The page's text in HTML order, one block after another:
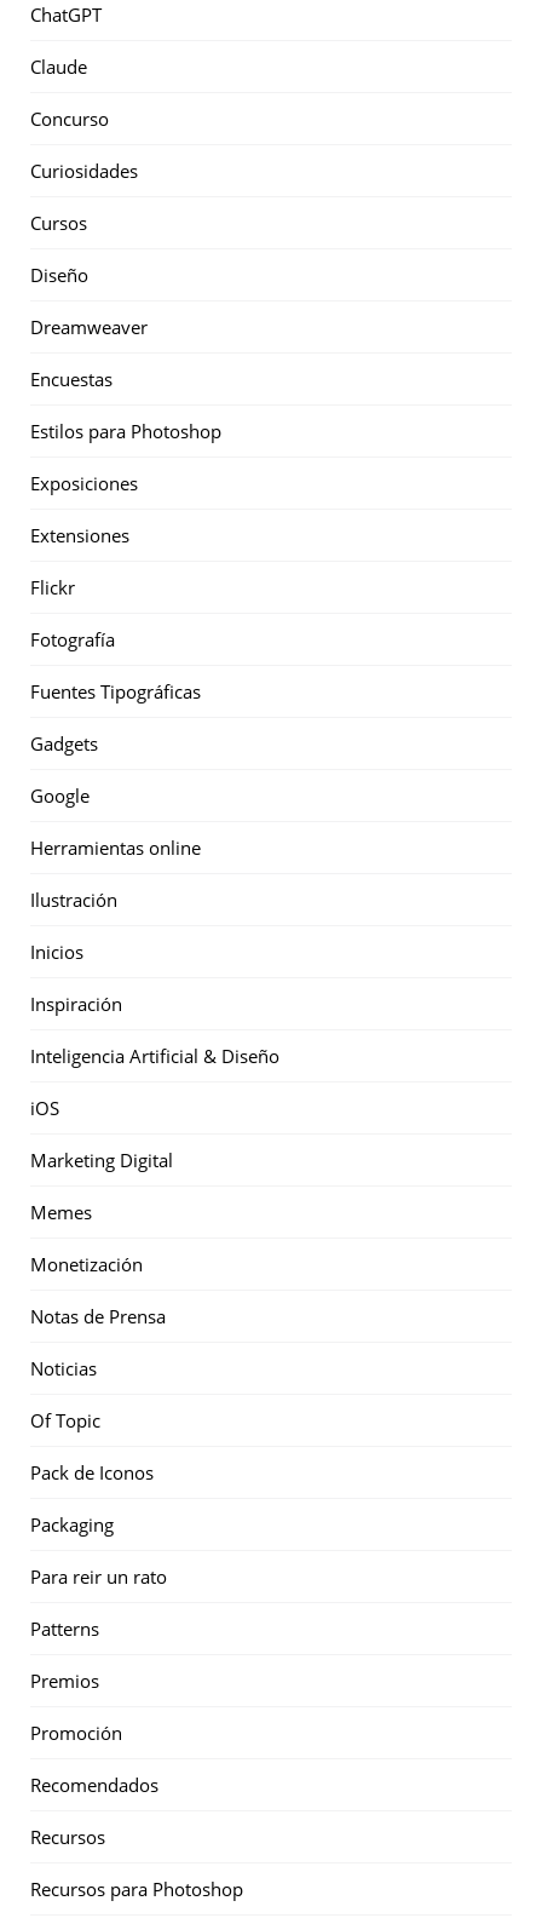
ChatGPT
Claude
Concurso
Curiosidades
Cursos
Diseño
Dreamweaver
Encuestas
Estilos para Photoshop
Exposiciones
Extensiones
Flickr
Fotografía
Fuentes Tipográficas
Gadgets
Google
Herramientas online
Ilustración
Inicios
Inspiración
Inteligencia Artificial & Diseño
iOS
Marketing Digital
Memes
Monetización
Notas de Prensa
Noticias
Of Topic
Pack de Iconos
Packaging
Para reir un rato
Patterns
Premios
Promoción
Recomendados
Recursos
Recursos para Photoshop